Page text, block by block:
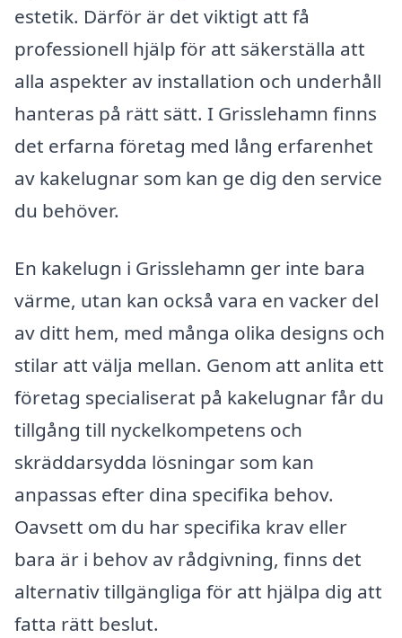
estetik. Därför är det viktigt att få
professionell hjälp för att säkerställa att
alla aspekter av installation och underhåll
hanteras på rätt sätt. I Grisslehamn finns
det erfarna företag med lång erfarenhet
av kakelugnar som kan ge dig den service
du behöver.
En kakelugn i Grisslehamn ger inte bara
värme, utan kan också vara en vacker del
av ditt hem, med många olika designs och
stilar att välja mellan. Genom att anlita ett
företag specialiserat på kakelugnar får du
tillgång till nyckelkompetens och
skräddarsydda lösningar som kan
anpassas efter dina specifika behov.
Oavsett om du har specifika krav eller
bara är i behov av rådgivning, finns det
alternativ tillgängliga för att hjälpa dig att
fatta rätt beslut.